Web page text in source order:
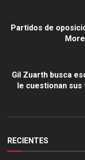
Partidos de
Gil Zuarth busca
le cuestionan sus
RECIENTES